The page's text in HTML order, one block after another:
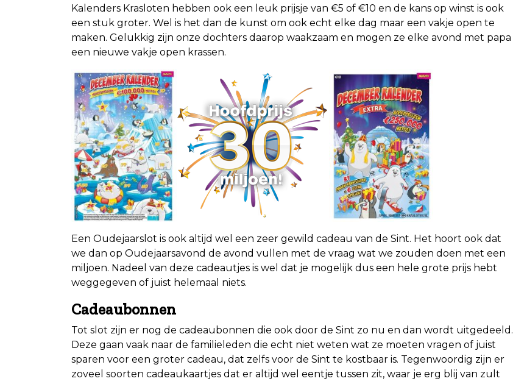
Kalenders Krasloten hebben ook een leuk prijsje van €5 of €10 en de kans op winst is ook
een stuk groter. Wel is het dan de kunst om ook echt elke dag maar een vakje open te
maken. Gelukkig zijn onze dochters daarop waakzaam en mogen ze elke avond met papa
een nieuwe vakje open krassen.
Een Oudejaarslot is ook altijd wel een zeer gewild cadeau van de Sint. Het hoort ook dat
we dan op Oudejaarsavond de avond vullen met de vraag wat we zouden doen met een
miljoen. Nadeel van deze cadeautjes is wel dat je mogelijk dus een hele grote prijs hebt
weggegeven of juist helemaal niets.
Cadeaubonnen
Tot slot zijn er nog de cadeaubonnen die ook door de Sint zo nu en dan wordt uitgedeeld.
Deze gaan vaak naar de familieleden die echt niet weten wat ze moeten vragen of juist
sparen voor een groter cadeau, dat zelfs voor de Sint te kostbaar is. Tegenwoordig zijn er
zoveel soorten cadeaukaartjes dat er altijd wel eentje tussen zit, waar je erg blij van zult